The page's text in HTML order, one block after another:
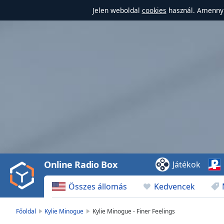
Jelen weboldal cookies használ.
Video
Play
Backward
Skip
Összes állomás Kedvencek
Online Radio Box Játékok
Főoldal Kylie Minogue Kylie Minogue - Finer Feelings